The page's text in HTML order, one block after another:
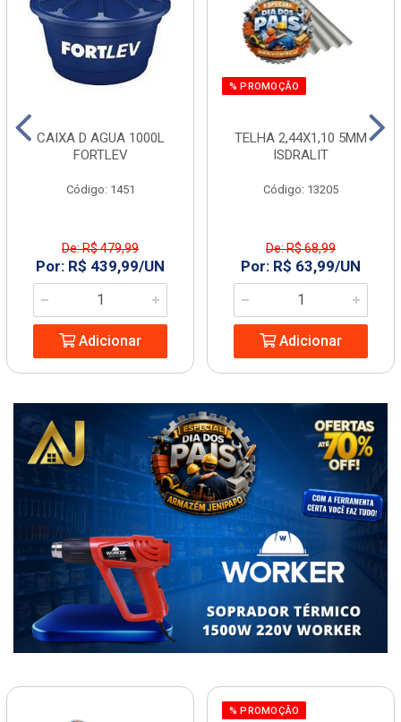
CAIXA D AGUA 1000L
FORTLEV
Código: 1451
De: R$ 479,99
Por: R$ 439,99/UN
Adicionar
% PROMOÇÃO
TELHA 2,44X1,10 5MM
ISDRALIT
Código: 13205
De: R$ 68,99
Por: R$ 63,99/UN
Adicionar
% PROMOÇÃO